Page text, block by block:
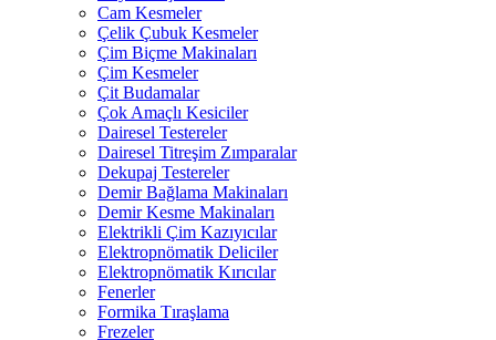
Cam Kesmeler
Çelik Çubuk Kesmeler
Çim Biçme Makinaları
Çim Kesmeler
Çit Budamalar
Çok Amaçlı Kesiciler
Dairesel Testereler
Dairesel Titreşim Zımparalar
Dekupaj Testereler
Demir Bağlama Makinaları
Demir Kesme Makinaları
Elektrikli Çim Kazıyıcılar
Elektropnömatik Deliciler
Elektropnömatik Kırıcılar
Fenerler
Formika Tıraşlama
Frezeler